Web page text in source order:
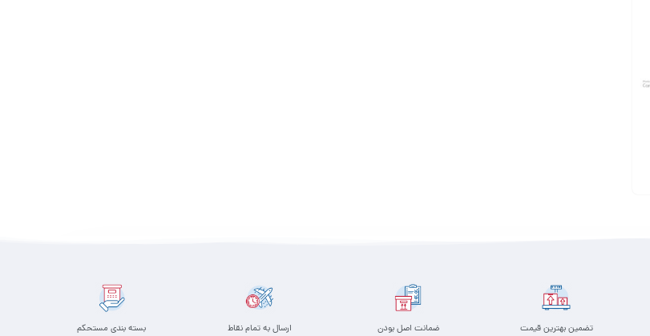
تضمین بهترین قیمت ضمانت اصل بودن ارسال به تمام نقاط بسته بندی مستحکم